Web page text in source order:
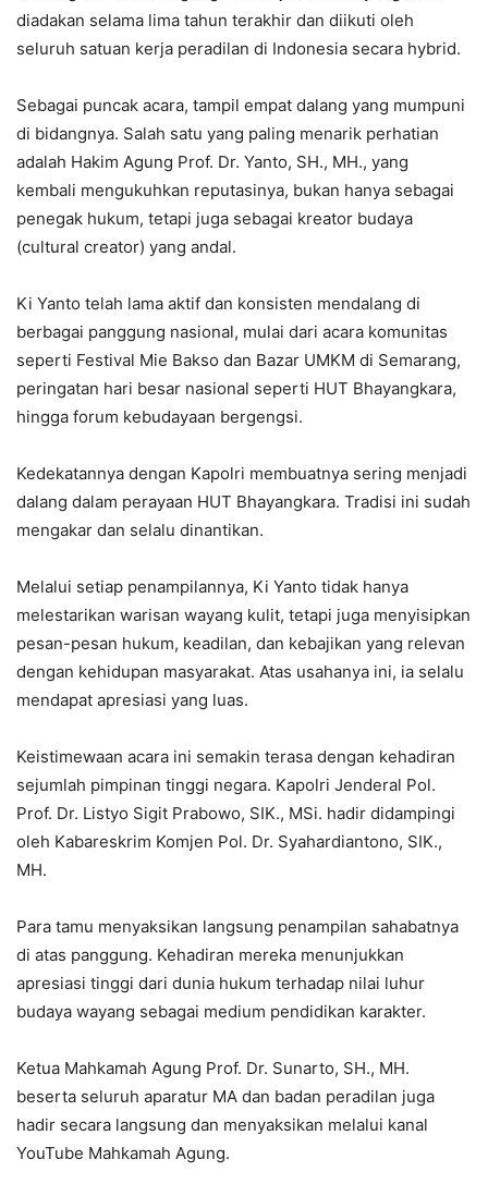
diadakan selama lima tahun terakhir dan diikuti oleh
seluruh satuan kerja peradilan di Indonesia secara hybrid.
Sebagai puncak acara, tampil empat dalang yang mumpuni
di bidangnya. Salah satu yang paling menarik perhatian
adalah Hakim Agung Prof. Dr. Yanto, SH., MH., yang
kembali mengukuhkan reputasinya, bukan hanya sebagai
penegak hukum, tetapi juga sebagai kreator budaya
(cultural creator) yang andal.
Ki Yanto telah lama aktif dan konsisten mendalang di
berbagai panggung nasional, mulai dari acara komunitas
seperti Festival Mie Bakso dan Bazar UMKM di Semarang,
peringatan hari besar nasional seperti HUT Bhayangkara,
hingga forum kebudayaan bergengsi.
Kedekatannya dengan Kapolri membuatnya sering menjadi
dalang dalam perayaan HUT Bhayangkara. Tradisi ini sudah
mengakar dan selalu dinantikan.
Melalui setiap penampilannya, Ki Yanto tidak hanya
melestarikan warisan wayang kulit, tetapi juga menyisipkan
pesan-pesan hukum, keadilan, dan kebajikan yang relevan
dengan kehidupan masyarakat. Atas usahanya ini, ia selalu
mendapat apresiasi yang luas.
Keistimewaan acara ini semakin terasa dengan kehadiran
sejumlah pimpinan tinggi negara. Kapolri Jenderal Pol.
Prof. Dr. Listyo Sigit Prabowo, SIK., MSi. hadir didampingi
oleh Kabareskrim Komjen Pol. Dr. Syahardiantono, SIK.,
MH.
Para tamu menyaksikan langsung penampilan sahabatnya
di atas panggung. Kehadiran mereka menunjukkan
apresiasi tinggi dari dunia hukum terhadap nilai luhur
budaya wayang sebagai medium pendidikan karakter.
Ketua Mahkamah Agung Prof. Dr. Sunarto, SH., MH.
beserta seluruh aparatur MA dan badan peradilan juga
hadir secara langsung dan menyaksikan melalui kanal
YouTube Mahkamah Agung.